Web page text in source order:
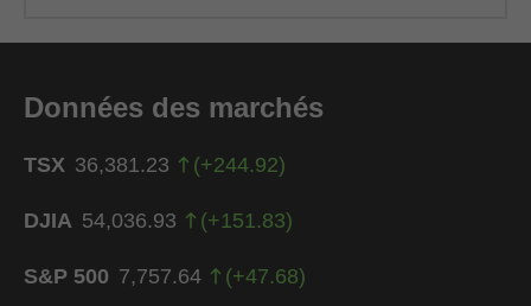
Données des marchés
TSX 36,381.23 (+244.92)
DJIA 54,036.93 (+151.83)
S&P 500 7,757.64 (+47.68)